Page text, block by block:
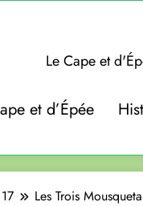
Le Cape et
et d’Épée
17 Les Trois